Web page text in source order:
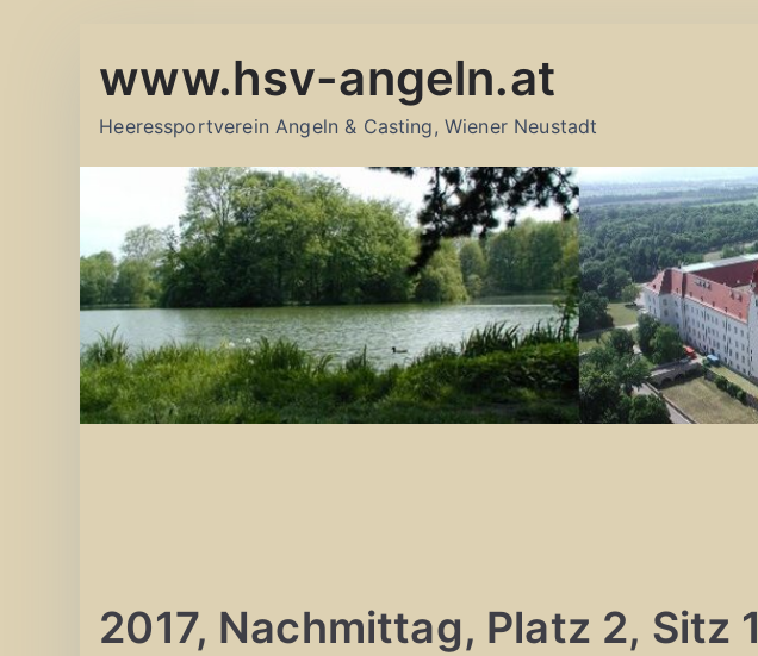
Inhalt
www.hsv-angeln.at
Heeressportverein Angeln & Casting, Wiener Neustadt
2017, Nachmittag, Platz 2, Sitz 1